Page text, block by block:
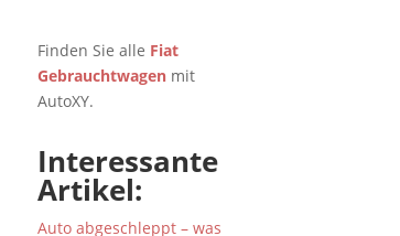
Finden Sie alle Fiat
Gebrauchtwagen mit
AutoXY.
Interessante
Artikel:
Auto abgeschleppt – was